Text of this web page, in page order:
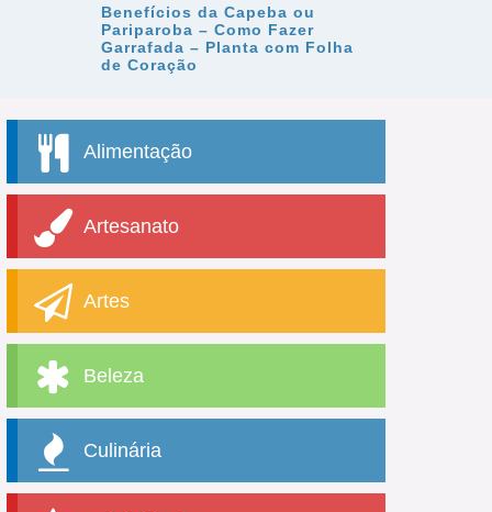
Benefícios da Capeba ou
Pariparoba – Como Fazer
Garrafada – Planta com Folha
de Coração
Alimentação
Artesanato
Artes
Beleza
Culinária